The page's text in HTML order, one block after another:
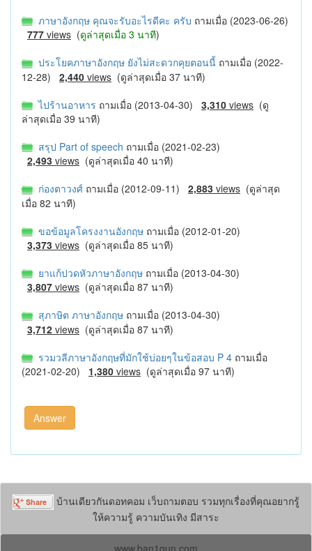
ภาษาอังกฤษ คุณจะรับอะไรดีคะ ครับ ถามเมื่อ (2023-06-26)
777 views (ดูล่าสุดเมื่อ 3 นาที)
ประโยคภาษาอังกฤษ ยังไม่สะดวกคุยตอนนี้ ถามเมื่อ (2022-
12-28) 2,440 views (ดูล่าสุดเมื่อ 37 นาที)
ไปร้านอาหาร ถามเมื่อ (2013-04-30) 3,310 views (ดู
ล่าสุดเมื่อ 39 นาที)
สรุป Part of speech ถามเมื่อ (2021-02-23)
2,493 views (ดูล่าสุดเมื่อ 40 นาที)
ก่องตาวงศ์ ถามเมื่อ (2012-09-11) 2,883 views (ดูล่าสุด
เมื่อ 82 นาที)
ขอข้อมูลโครงงานอังกฤษ ถามเมื่อ (2012-01-20)
3,373 views (ดูล่าสุดเมื่อ 85 นาที)
ยาแก้ปวดหัวภาษาอังกฤษ ถามเมื่อ (2013-04-30)
3,807 views (ดูล่าสุดเมื่อ 87 นาที)
สุภาษิต ภาษาอังกฤษ ถามเมื่อ (2013-04-30)
3,712 views (ดูล่าสุดเมื่อ 87 นาที)
รวมวลีภาษาอังกฤษที่มักใช้บ่อยๆในข้อสอบ P 4 ถามเมื่อ
(2021-02-20) 1,380 views (ดูล่าสุดเมื่อ 97 นาที)
บ้านเดียวกันดอทคอม เว็บถามตอบ รวมทุกเรื่องที่คุณอยากรู้
ให้ความรู้ ความบันเทิง มีสาระ